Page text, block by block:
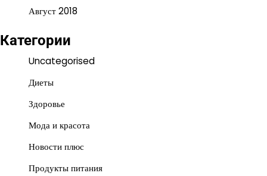
Август 2018
Категории
Uncategorised
Диеты
Здоровье
Мода и красота
Новости плюс
Продукты питания